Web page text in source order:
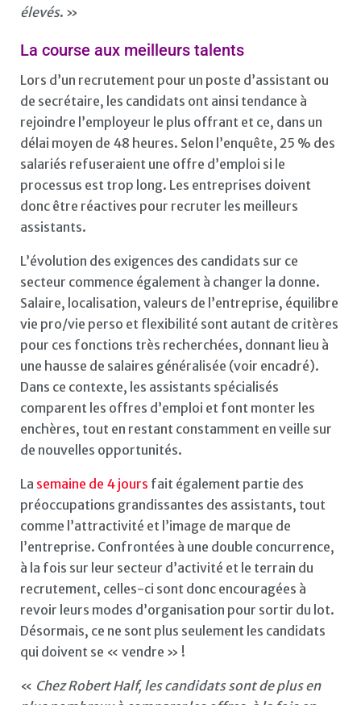
élevés. »
La course aux meilleurs talents
Lors d’un recrutement pour un poste d’assistant ou
de secrétaire, les candidats ont ainsi tendance à
rejoindre l’employeur le plus offrant et ce, dans un
délai moyen de 48 heures. Selon l’enquête, 25 % des
salariés refuseraient une offre d’emploi si le
processus est trop long. Les entreprises doivent
donc être réactives pour recruter les meilleurs
assistants.
L’évolution des exigences des candidats sur ce
secteur commence également à changer la donne.
Salaire, localisation, valeurs de l’entreprise, équilibre
vie pro/vie perso et flexibilité sont autant de critères
pour ces fonctions très recherchées, donnant lieu à
une hausse de salaires généralisée (voir encadré).
Dans ce contexte, les assistants spécialisés
comparent les offres d’emploi et font monter les
enchères, tout en restant constamment en veille sur
de nouvelles opportunités.
La semaine de 4 jours fait également partie des
préoccupations grandissantes des assistants, tout
comme l’attractivité et l’image de marque de
l’entreprise. Confrontées à une double concurrence,
à la fois sur leur secteur d’activité et le terrain du
recrutement, celles-ci sont donc encouragées à
revoir leurs modes d’organisation pour sortir du lot.
Désormais, ce ne sont plus seulement les candidats
qui doivent se « vendre » !
« Chez Robert Half, les candidats sont de plus en